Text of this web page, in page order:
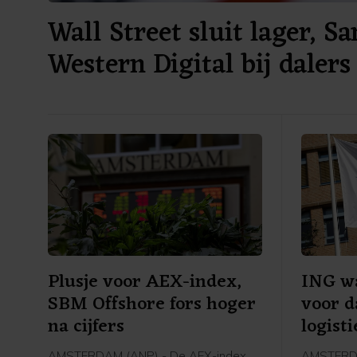
Wall Street sluit lager,
Western Digital bij dalers
Plusje voor AEX-index,
SBM Offshore fors hoger
na cijfers
ING
voor